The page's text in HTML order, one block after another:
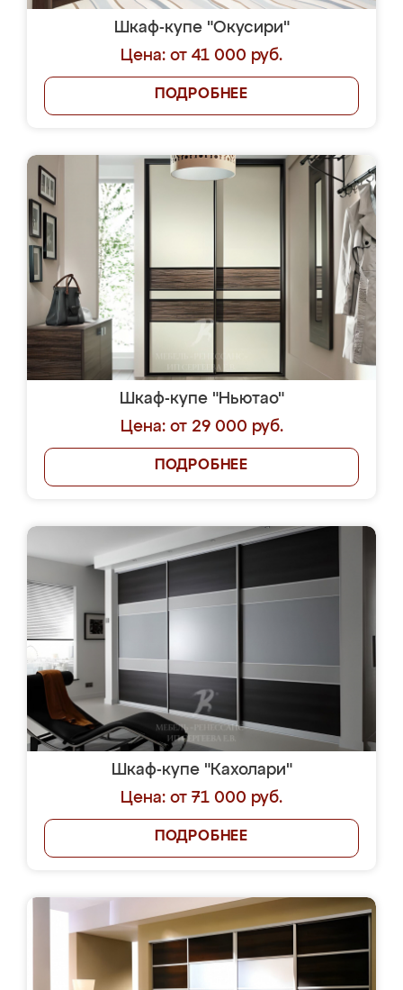
Шкаф-купе "Окусири"
Цена: от 41 000 руб.
ПОДРОБНЕЕ
Шкаф-купе "Ньютао"
Цена: от 29 000 руб.
ПОДРОБНЕЕ
Шкаф-купе "Кахолари"
Цена: от 71 000 руб.
ПОДРОБНЕЕ